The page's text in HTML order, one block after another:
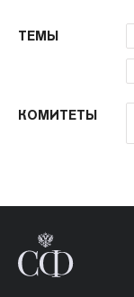
ТЕМЫ
КОМИТЕТЫ